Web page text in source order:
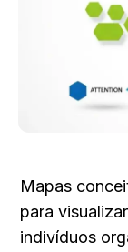
Mapas
para
indivíduos